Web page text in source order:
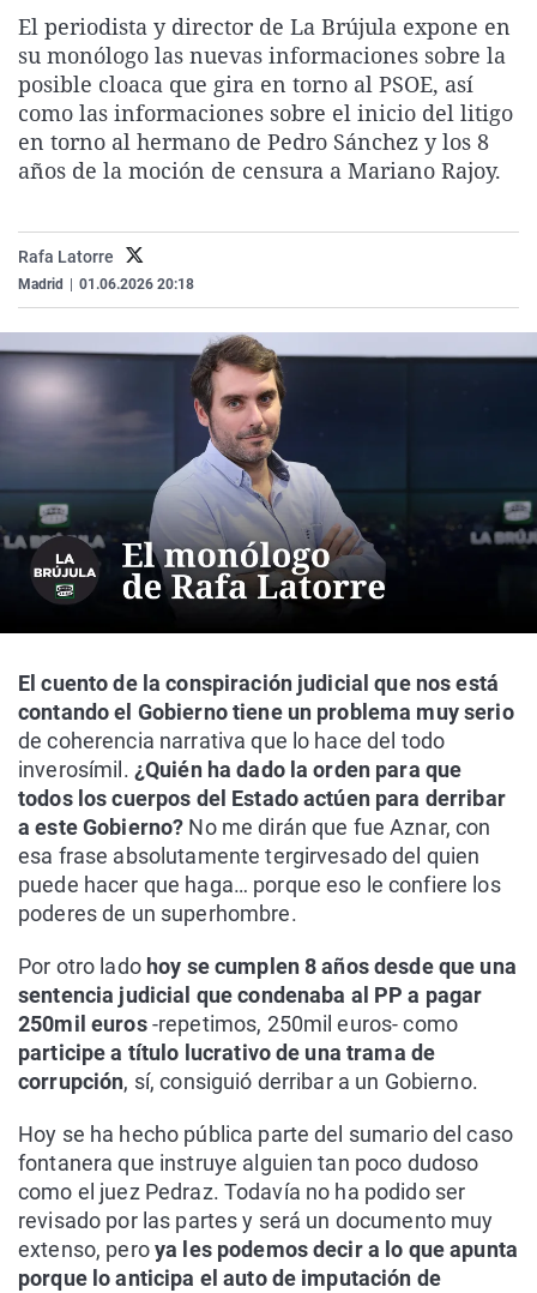
La rosa de los vientos
Gente viajera
Como el perro y el
Caso
Retornados
Equipo de
Operación Viuda
Extremadura
Galicia
La Rioja
Navarra
Virales
Televisión
Elecciones
El periodista y director de La Brújula expone en
su monólogo las nuevas informaciones sobre la
posible cloaca que gira en torno al PSOE, así
como las informaciones sobre el inicio del litigo
en torno al hermano de Pedro Sánchez y los 8
años de la moción de censura a Mariano Rajoy.
Rafa Latorre
Madrid 01.06.2026 20:18
El cuento de la conspiración judicial que nos está
contando el Gobierno tiene un problema muy serio
de coherencia narrativa que lo hace del todo
inverosímil. ¿Quién ha dado la orden para que
todos los cuerpos del Estado actúen para derribar
a este Gobierno? No me dirán que fue Aznar, con
esa frase absolutamente tergirvesado del quien
puede hacer que haga… porque eso le confiere los
poderes de un superhombre.
Por otro lado hoy se cumplen 8 años desde que una
sentencia judicial que condenaba al PP a pagar
250mil euros-repetimos, 250mil euros- como
participe a título lucrativo de una trama de
corrupción, sí, consiguió derribar a un Gobierno.
Hoy se ha hecho pública parte del sumario del caso
fontanera que instruye alguien tan poco dudoso
como el juez Pedraz. Todavía no ha podido ser
revisado por las partes y será un documento muy
extenso, peroya les podemos decir a lo que apunta
porque lo anticipa el auto de imputación de